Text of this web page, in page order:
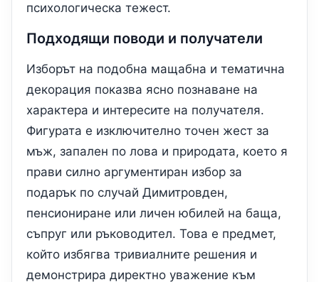
психологическа тежест.
Подходящи поводи и получатели
Изборът на подобна мащабна и тематична
декорация показва ясно познаване на
характера и интересите на получателя.
Фигурата е изключително точен жест за
мъж, запален по лова и природата, което я
прави силно аргументиран избор за
подарък по случай Димитровден,
пенсиониране или личен юбилей на баща,
съпруг или ръководител. Това е предмет,
който избягва тривиалните решения и
демонстрира директно уважение към